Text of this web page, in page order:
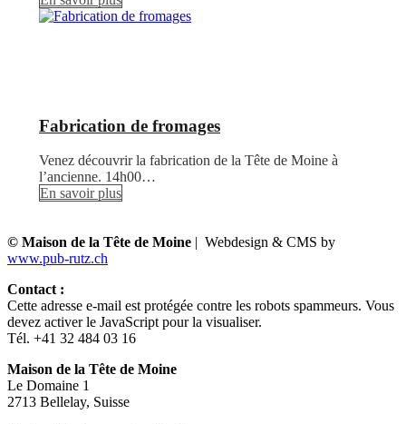
Fabrication de fromages
Venez découvrir la fabrication de la Tête de Moine à
l’ancienne. 14h00…
En savoir plus
© Maison de la Tête de Moine | Webdesign & CMS by
www.pub-rutz.ch
Contact :
Cette adresse e-mail est protégée contre les robots spammeurs. Vous
devez activer le JavaScript pour la visualiser.
Tél. +41 32 484 03 16
Maison de la Tête de Moine
Le Domaine 1
2713 Bellelay, Suisse